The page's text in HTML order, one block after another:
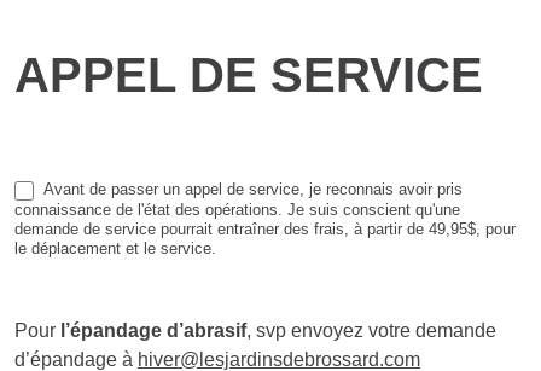
Appel
de
APPEL DE SERVICE
Avant de passer un appel de service, je reconnais avoir pris
connaissance de l'état des opérations. Je suis conscient qu'une
demande de service pourrait entraîner des frais, à partir de 49,95$, pour
le déplacement et le service.
Pour l’épandage d’abrasif, svp envoyez votre demande
d’épandage à hiver@lesjardinsdebrossard.com